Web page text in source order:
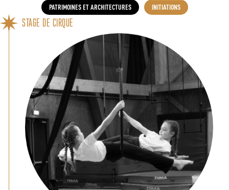
PATRIMOINES ET ARCHITECTURES
INITIATIONS
STAGE DE CIRQUE